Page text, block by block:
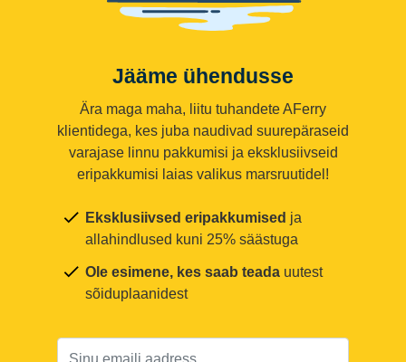
Jääme ühendusse
Ära maga maha, liitu tuhandete AFerry
klientidega, kes juba naudivad suurepäraseid
varajase linnu pakkumisi ja eksklusiivseid
eripakkumisi laias valikus marsruutidel!
Eksklusiivsed eripakkumised ja
allahindlused kuni 25% säästuga
Ole esimene, kes saab teada uutest
sõiduplaanidest